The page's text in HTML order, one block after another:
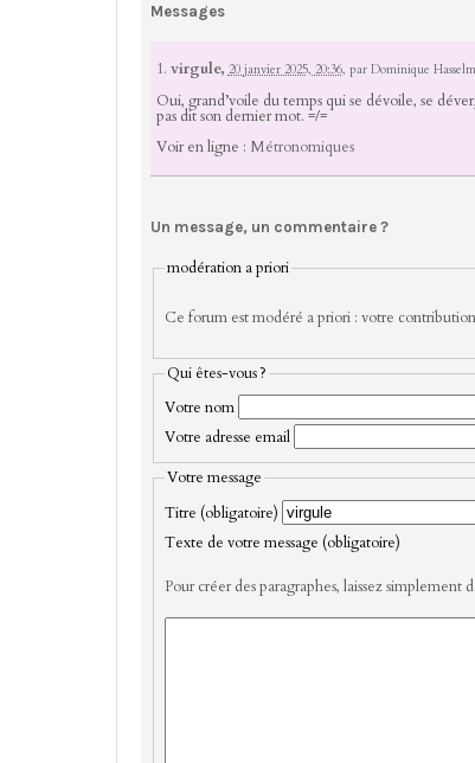
Messages
1. virgule, 20 janvier 2025, 20:36, par Dominique
Oui, grand’voile du temps qui se dévoile, se
pas dit son dernier mot. =/=
Voir en ligne : Métronomiques
Un message, un commentaire ?
modération a priori
Ce forum est modéré a priori : votre contribution
Qui êtes-vous ?
Votre nom
Votre adresse email
Votre message
Titre (obligatoire)
Texte de votre message (obligatoire)
Pour créer des paragraphes, laissez simplement